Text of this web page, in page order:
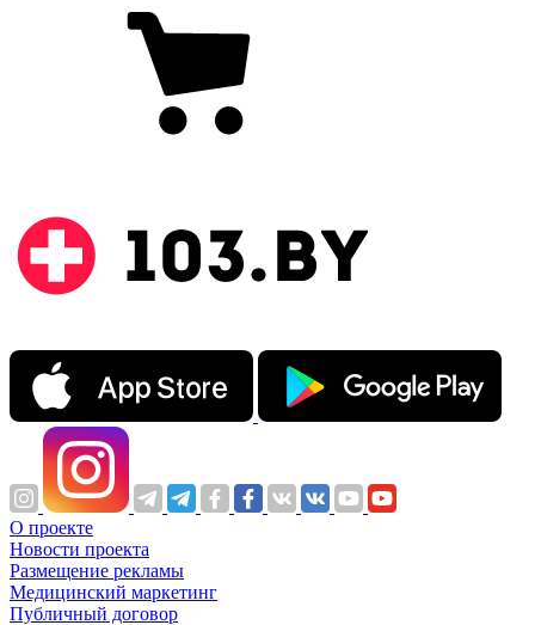
О проекте
Новости проекта
Размещение рекламы
Медицинский маркетинг
Публичный договор